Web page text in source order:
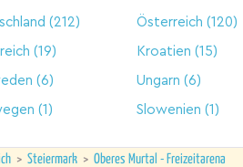
(212) Österreich (120)
(19) Kroatien (15)
(6) Ungarn (6)
(1) Slowenien (1)
> Steiermark > Oberes Murtal - Freizeitarena